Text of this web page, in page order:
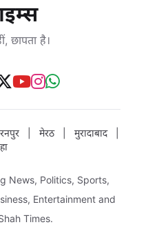
छापता है।
मेरठ मुरादाबाद
News, Politics, Sports,
Entertainment and
Times.